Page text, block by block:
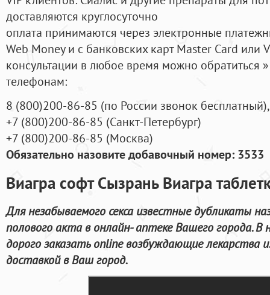
доставляются круглосуточно
оплата принимаются через электронные
Web Money и с банковских карт Master Card или
консультации в любое время можно обратиться
телефонам:
8 (800)200-86-85 (по России звонок бесплатный),
+7 (800)200-86-85 (Санкт-Петербург)
+7 (800)200-86-85 (Москва)
Обязательно назовите добавочный номер: 3533
Виагра софт Сызрань Виагра
Для незабываемого секса известные дубликаты
полового акта в онлайн- аптеке Вашего города.
дорого заказать online возбуждающие лекарства
доставкой в Ваш город.